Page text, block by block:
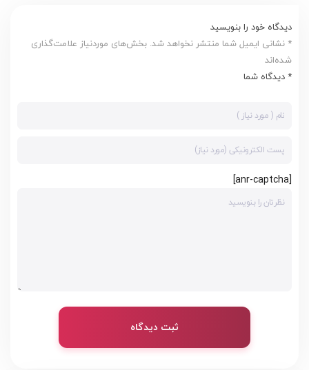
دیدگاه خود را بنویسید
* نشانی ایمیل شما منتشر نخواهد شد. بخش‌های موردنیاز علامت‌گذاری
شده‌اند
* دیدگاه شما
[anr-captcha]
ثبت دیدگاه